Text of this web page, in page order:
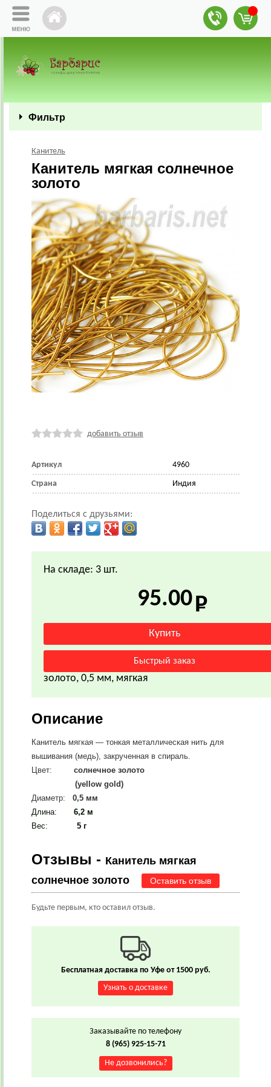
Фильтр
Канитель
Канитель мягкая солнечное
золото
добавить отзыв
Артикул 4960
Страна Индия
Поделиться с друзьями:
На складе: 3 шт.
95.00
золото, 0,5 мм, мягкая
Описание
Канитель мягкая — тонкая металлическая нить для
вышивания (медь), закрученная в спираль.
Цвет:
солнечное золото
(yellow gold)
Диаметр: 0,5 мм
Длина: 6,2 м
Вес: 5 г
Отзывы - Канитель мягкая
солнечное золото
Оставить отзыв
Будьте первым, кто оставил отзыв.
Бесплатная доставка по Уфе от 1500 руб.
Узнать о доставке
Заказывайте по телефону
8 (965) 925-15-71
Не дозвонились?